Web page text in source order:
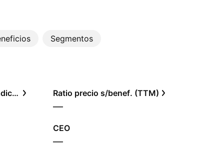
Segmentos
Rendimiento del dividendo (indicado) Ratio precio s/benef. (TTM)
—
CEO
—